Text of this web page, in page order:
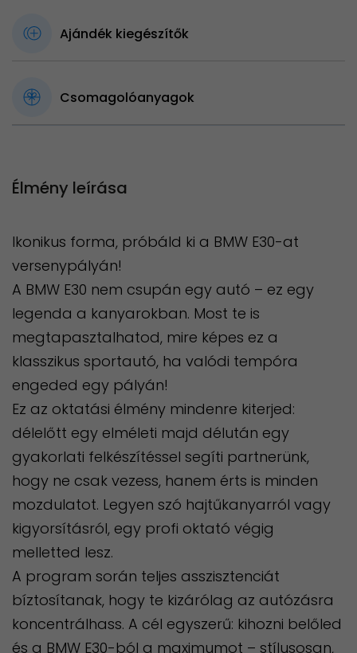
Ajándék kiegészítők
Csomagolóanyagok
Élmény leírása
Ikonikus forma, próbáld ki a BMW E30-at
versenypályán!
A BMW E30 nem csupán egy autó – ez egy
legenda a kanyarokban. Most te is
megtapasztalhatod, mire képes ez a
klasszikus sportautó, ha valódi tempóra
engeded egy pályán!
Ez az oktatási élmény mindenre kiterjed:
délelőtt egy elméleti majd délután egy
gyakorlati felkészítéssel segíti partnerünk,
hogy ne csak vezess, hanem érts is minden
mozdulatot. Legyen szó hajtűkanyarról vagy
kigyorsításról, egy profi oktató végig
melletted lesz.
A program során teljes asszisztenciát
bíztosítanak, hogy te kizárólag az autózásra
koncentrálhass. A cél egyszerű: kihozni belőled
és a BMW E30-ból a maximumot – stílusosan,